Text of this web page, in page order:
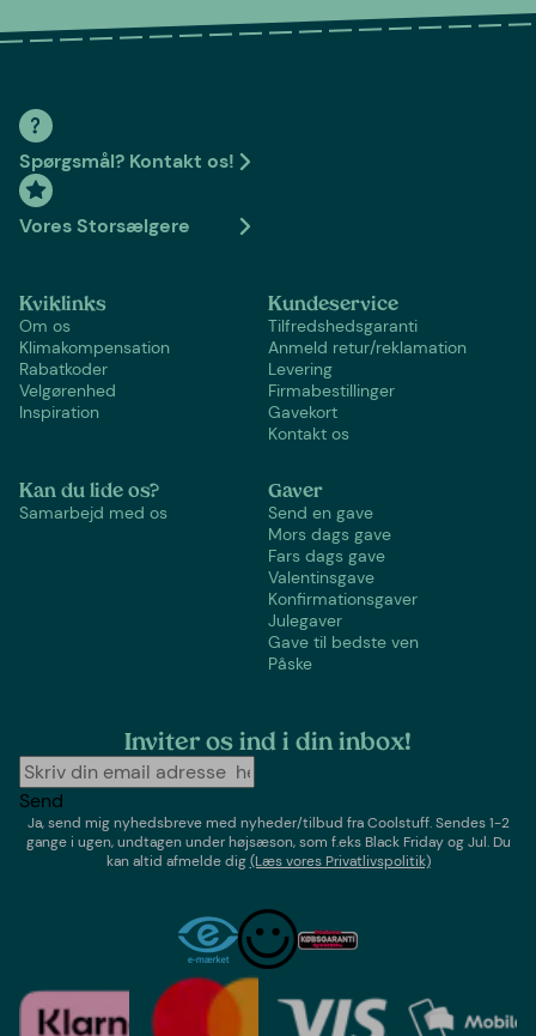
Spørgsmål? Kontakt os!
Vores Storsælgere
Kviklinks
Om os
Klimakompensation
Rabatkoder
Velgørenhed
Inspiration
Kundeservice
Tilfredshedsgaranti
Anmeld retur/reklamation
Levering
Firmabestillinger
Gavekort
Kontakt os
Kan du lide os?
Samarbejd med os
Gaver
Send en gave
Mors dags gave
Fars dags gave
Valentinsgave
Konfirmationsgaver
Julegaver
Gave til bedste ven
Påske
Inviter os ind i din inbox!
Send
Ja, send mig nyhedsbreve med nyheder/tilbud fraCoolstuff. Sendes 1-2
gange i ugen,undtagen under højsæson, som f.eks Black Friday og Jul. Du
kan altid afmelde dig(Læs vores Privatlivspolitik)